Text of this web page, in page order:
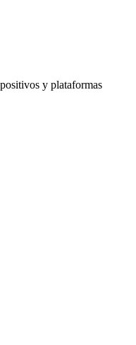
y plataformas